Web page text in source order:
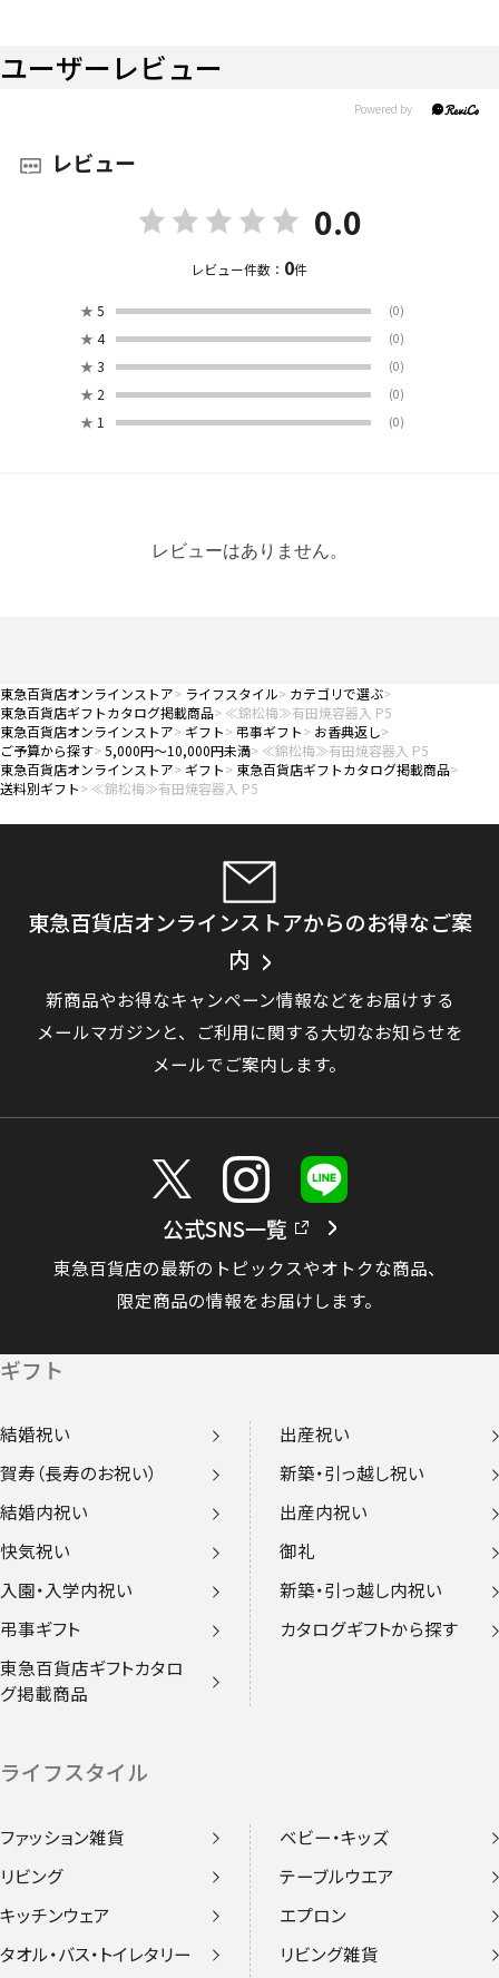
ユーザーレビュー
レビュー
0.0
レビュー件数： 0件
★ 5 (0)
★ 4 (0)
★ 3 (0)
★ 2 (0)
★ 1 (0)
レビューはありません。
東急百貨店オンラインストア ライフスタイル
カテゴリで選ぶ
東急百貨店ギフトカタログ掲載商品
≪錦松梅≫有田焼容器入 P5
東急百貨店オンラインストア
ギフト 弔事ギフト
お香典返し
ご予算から探す 5,000円～10,000円未満
≪錦松梅≫有田焼容器入 P5
東急百貨店オンラインストア
ギフト
東急百貨店ギフトカタログ掲載商品
送料別ギフト
≪錦松梅≫有田焼容器入 P5
東急百貨店オンラインストアからのお得なご案
内
新商品やお得なキャンペーン情報などをお届けする
メールマガジンと、
ご利用に関する大切なお知らせを
メールでご案内します。
公式SNS一覧
東急百貨店の最新のトピックスやオトクな商品、
限定商品の情報をお届けします。
ギフト
結婚祝い
出産祝い
賀寿（長寿のお祝い）
新築・引っ越し祝い
結婚内祝い
出産内祝い
快気祝い
御礼
入園・入学内祝い
新築・引っ越し内祝い
弔事ギフト
カタログギフトから探す
東急百貨店ギフトカタロ
グ掲載商品
ライフスタイル
ファッション雑貨
ベビー・キッズ
リビング
テーブルウエア
キッチンウェア
エプロン
タオル・バス・トイレタリー
リビング雑貨